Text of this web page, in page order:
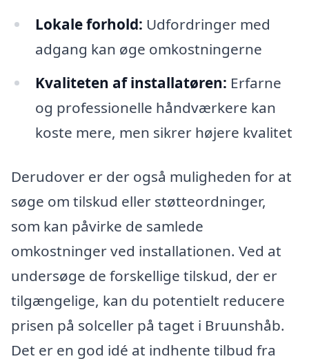
Lokale forhold: Udfordringer med
adgang kan øge omkostningerne
Kvaliteten af installatøren: Erfarne
og professionelle håndværkere kan
koste mere, men sikrer højere kvalitet
Derudover er der også muligheden for at
søge om tilskud eller støtteordninger,
som kan påvirke de samlede
omkostninger ved installationen. Ved at
undersøge de forskellige tilskud, der er
tilgængelige, kan du potentielt reducere
prisen på solceller på taget i Bruunshåb.
Det er en god idé at indhente tilbud fra